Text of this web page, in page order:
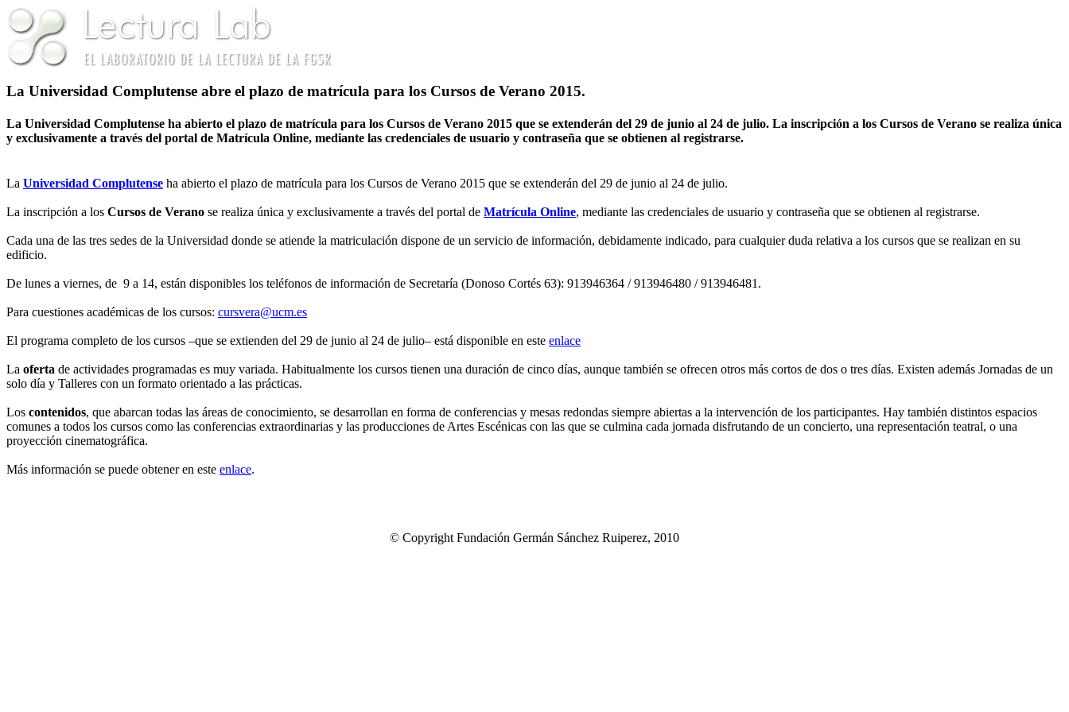
La Universidad Complutense abre el plazo de matrícula para los Cursos de Verano 2015.
La Universidad Complutense ha abierto el plazo de matrícula para los Cursos de Verano 2015 que se extenderán del 29 de junio al 24 de julio. La inscripción a los Cursos de Verano se realiza única
y exclusivamente a través del portal de Matrícula Online, mediante las credenciales de usuario y contraseña que se obtienen al registrarse.
La Universidad Complutense ha abierto el plazo de matrícula para los Cursos de Verano 2015 que se extenderán del 29 de junio al 24 de julio.
La inscripción a los Cursos de Verano se realiza única y exclusivamente a través del portal de Matrícula Online, mediante las credenciales de usuario y contraseña que se obtienen al registrarse.
Cada una de las tres sedes de la Universidad donde se atiende la matriculación dispone de un servicio de información, debidamente indicado, para cualquier duda relativa a los cursos que se realizan en su
edificio.
De lunes a viernes, de 9 a 14, están disponibles los teléfonos de información de Secretaría (Donoso Cortés 63): 913946364 / 913946480 / 913946481.
Para cuestiones académicas de los cursos: cursvera@ucm.es
El programa completo de los cursos –que se extienden del 29 de junio al 24 de julio– está disponible en este enlace
La oferta de actividades programadas es muy variada. Habitualmente los cursos tienen una duración de cinco días, aunque también se ofrecen otros más cortos de dos o tres días. Existen además Jornadas de un
solo día y Talleres con un formato orientado a las prácticas.
Los contenidos, que abarcan todas las áreas de conocimiento, se desarrollan en forma de conferencias y mesas redondas siempre abiertas a la intervención de los participantes. Hay también distintos espacios
comunes a todos los cursos como las conferencias extraordinarias y las producciones de Artes Escénicas con las que se culmina cada jornada disfrutando de un concierto, una representación teatral, o una
proyección cinematográfica.
Más información se puede obtener en este enlace.
© Copyright Fundación Germán Sánchez Ruiperez, 2010